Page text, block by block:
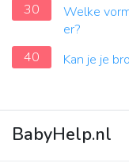
30
Welke
er?
40
Kan je je
BabyHelp.nl